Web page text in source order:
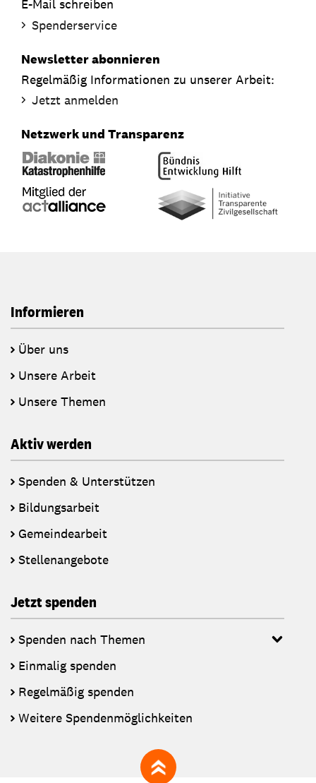
E-Mail schreiben
Spenderservice
Newsletter abonnieren
Regelmäßig Informationen zu unserer Arbeit:
Jetzt anmelden
Netzwerk und Transparenz
Informieren
Über uns
Unsere Arbeit
Unsere Themen
Aktiv werden
Spenden & Unterstützen
Bildungsarbeit
Gemeindearbeit
Stellenangebote
Jetzt spenden
Spenden nach Themen
Einmalig spenden
Regelmäßig spenden
Weitere Spendenmöglichkeiten
zum Seitenanfang